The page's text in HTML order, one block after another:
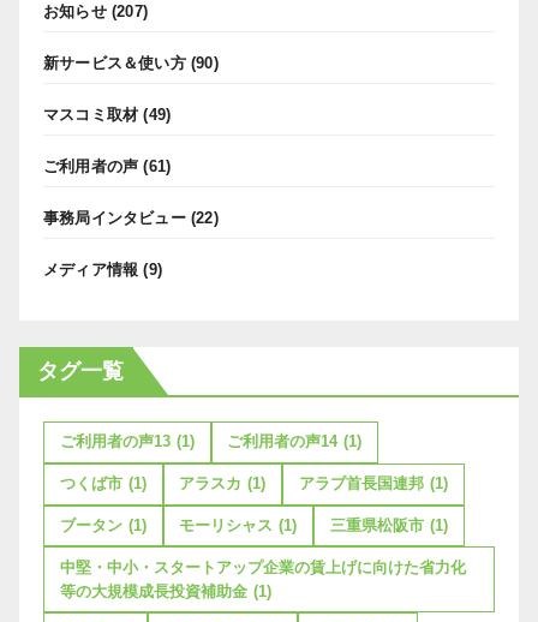
お知らせ(207)
新サービス＆使い方(90)
マスコミ取材 (49)
ご利用者の声 (61)
事務局インタビュー(22)
メディア情報 (9)
タグ一覧
ご利用者の声13 (1) ご利用者の声14 (1)
つくば市 (1) アラスカ (1) アラブ首長国連邦 (1)
ブータン (1) モーリシャス (1) 三重県松阪市 (1)
中堅・中小・スタートアップ企業の賃上げに向けた省力化
等の大規模成長投資補助金 (1)